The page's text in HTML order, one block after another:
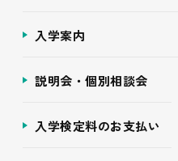
入学案内
説明会・個別相談会
入学検定料のお支払い